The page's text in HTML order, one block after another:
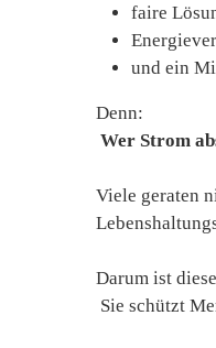
faire
und ein
Denn:
Wer Strom
Viele geraten
Darum ist
Sie schützt